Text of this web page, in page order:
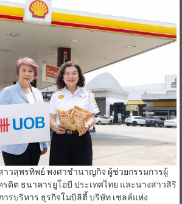
าวสุพรทิพย์ พงศาชำนาญกิจ ผู้ช่วยกรรมการผู้
ดิต ธนาคารยูโอบี ประเทศไทย และนางสาวสิริ
ารบริหาร ธุรกิจโมบิลิตี้ บริษัท เชลล์แห่ง